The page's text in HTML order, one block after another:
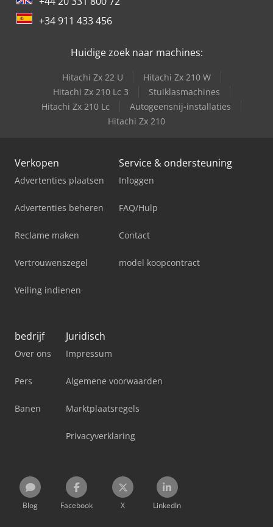
+34 911 433 456
Huidige zoek naar machines:
Hitachi Zx 22 U
Hitachi Zx 210 W
Hitachi Zx 210 Lc 3
Stuiklasmachines
Hitachi Zx 210 Lc
Autogeensnij-installaties
Hitachi Zx 210
Verkopen
Advertenties plaatsen
Advertenties beheren
Reclame maken
Vertrouwenszegel
Veiling indienen
Service & ondersteuning
Inloggen
FAQ/Hulp
Contact
model koopcontract
bedrijf
Over ons
Pers
Banen
Juridisch
Impressum
Algemene voorwaarden
Marktplaatsregels
Privacyverklaring
Blog Facebook X LinkedIn